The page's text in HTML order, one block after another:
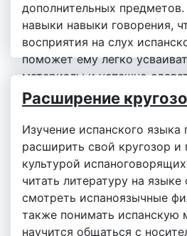
дополнительных
навыки навыки говорения,
восприятия на слух
поможет ему легко
материалы и успешно
Расширение
Изучение испанского
расширить свой кругозор и
культурой
читать литературу на языке
смотреть испаноязычные
также понимать испанскую
научится общаться с